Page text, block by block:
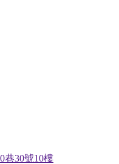
巷30號10樓